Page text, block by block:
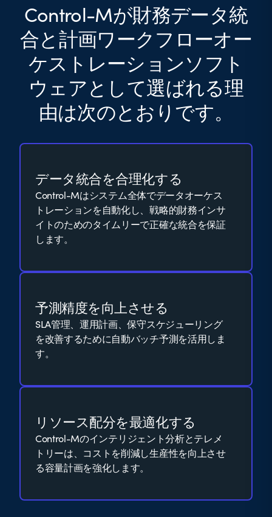
Control-Mが財務データ統
合と計画ワークフローオー
ケストレーションソフト
ウェアとして選ばれる理
由は次のとおりです。
データ統合を合理化する
Control-Mはシステム全体でデータオーケス
トレーションを自動化し、戦略的財務インサ
イトのためのタイムリーで正確な統合を保証
します。
予測精度を向上させる
SLA管理、運用計画、保守スケジューリング
を改善するために自動バッチ予測を活用しま
す。
リソース配分を最適化する
Control-Mのインテリジェント分析とテレメ
トリーは、コストを削減し生産性を向上させ
る容量計画を強化します。